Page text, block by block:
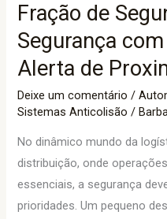
Fração de
Segurança
Alerta de
Deixe um comentário /
Sistemas Anticolisão /
No dinâmico mundo da
distribuição, onde
essenciais, a segurança
prioridades. Um pequeno
com
os
Sistemas
de
Alerta
de
Proximidade